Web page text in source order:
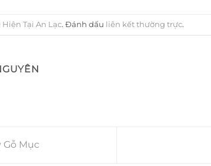
Hiện Tại An Lạc. Đánh dấu liên kết thường trực.
Gỗ Mục